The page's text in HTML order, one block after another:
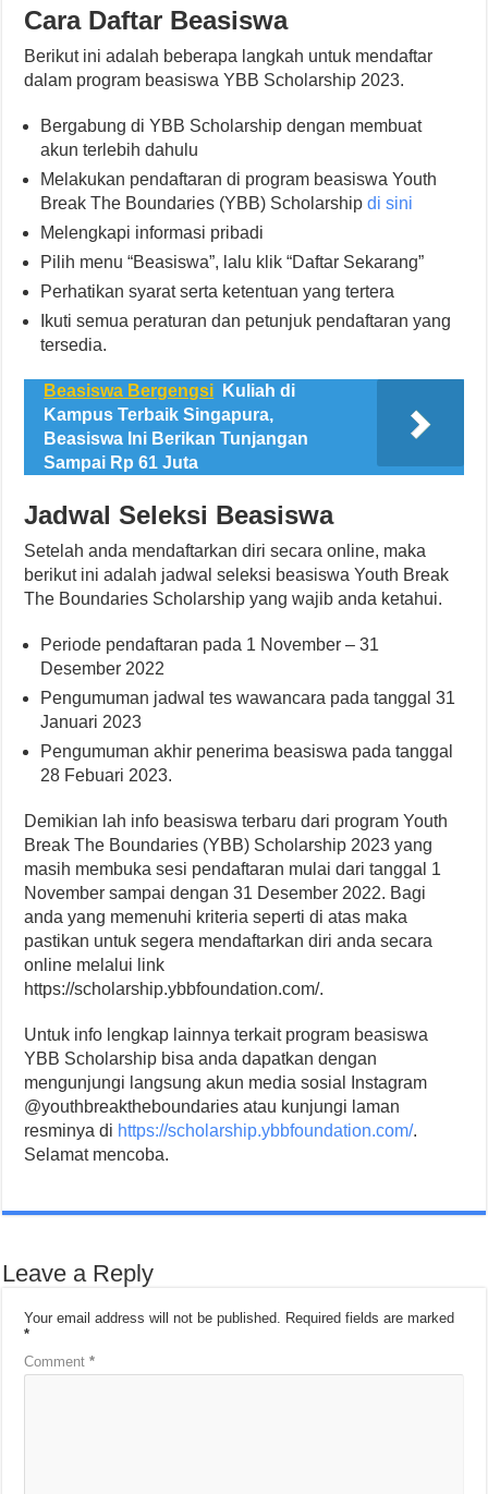
Cara Daftar Beasiswa
Berikut ini adalah beberapa langkah untuk mendaftar
dalam program beasiswa YBB Scholarship 2023.
Bergabung di YBB Scholarship dengan membuat
akun terlebih dahulu
Melakukan pendaftaran di program beasiswa Youth
Break The Boundaries (YBB) Scholarshipdi sini
Melengkapi informasi pribadi
Pilih menu “Beasiswa”, lalu klik “Daftar Sekarang”
Perhatikan syarat serta ketentuan yang tertera
Ikuti semua peraturan dan petunjuk pendaftaran yang
tersedia.
Beasiswa Bergengsi
Kuliah di
Kampus Terbaik Singapura,
Beasiswa Ini Berikan Tunjangan
Sampai Rp 61 Juta
Jadwal Seleksi Beasiswa
Setelah anda mendaftarkan diri secara online, maka
berikut ini adalah jadwal seleksi beasiswa Youth Break
The Boundaries Scholarship yang wajib anda ketahui.
Periode pendaftaran pada 1 November – 31
Desember 2022
Pengumuman jadwal tes wawancara pada tanggal 31
Januari 2023
Pengumuman akhir penerima beasiswa pada tanggal
28 Febuari 2023.
Demikian lah info beasiswa terbaru dari program Youth
Break The Boundaries (YBB) Scholarship 2023 yang
masih membuka sesi pendaftaran mulai dari tanggal 1
November sampai dengan 31 Desember 2022. Bagi
anda yang memenuhi kriteria seperti di atas maka
pastikan untuk segera mendaftarkan diri anda secara
online melalui link
https://scholarship.ybbfoundation.com/.
Untuk info lengkap lainnya terkait program beasiswa
YBB Scholarship bisa anda dapatkan dengan
mengunjungi langsung akun media sosial Instagram
@youthbreaktheboundaries atau kunjungi laman
resminya di https://scholarship.ybbfoundation.com/.
Selamat mencoba.
Leave a Reply
Your email address will not be published. Required fields are marked
*
Comment*